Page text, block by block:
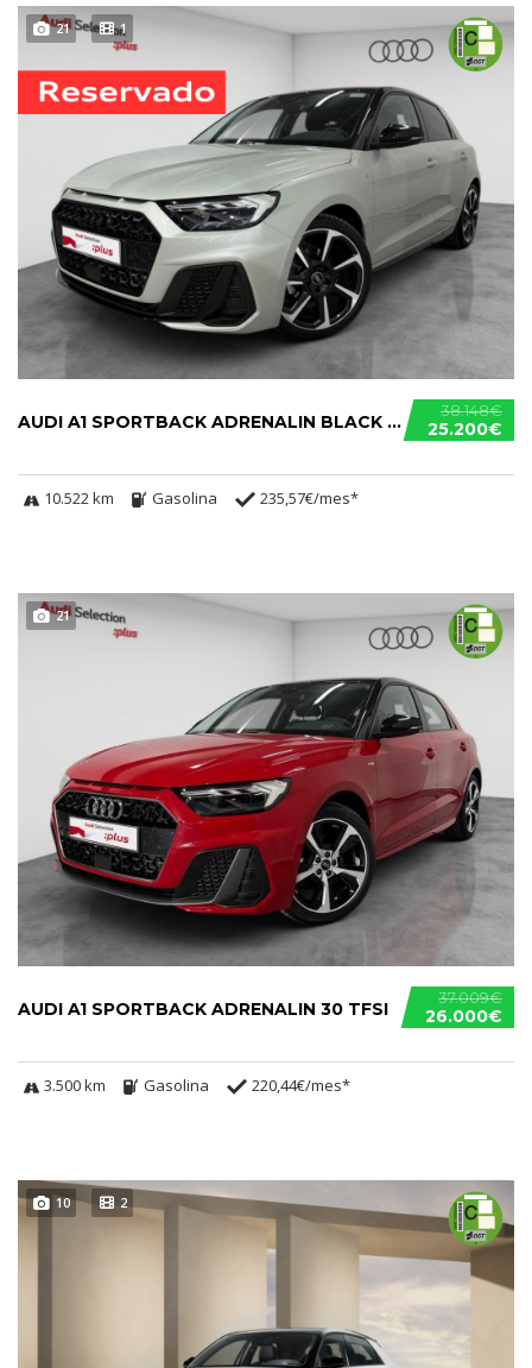
21 1
38.148€
25.200€
AUDI A1 SPORTBACK ADRENALIN BLACK EDITION S TRONIC 30 TFSI.....
10.522 km Gasolina 235,57€/mes*
21
37.009€
26.000€
AUDI A1 SPORTBACK ADRENALIN 30 TFSI
3.500 km Gasolina 220,44€/mes*
10 2